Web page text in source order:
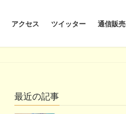
アクセス ツイッター 通信販売
最近の記事